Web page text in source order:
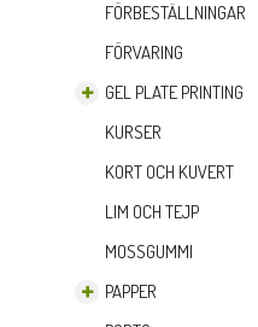
FÖRBESTÄLLNINGAR
FÖRVARING
GEL PLATE PRINTING
KURSER
KORT OCH KUVERT
LIM OCH TEJP
MOSSGUMMI
PAPPER